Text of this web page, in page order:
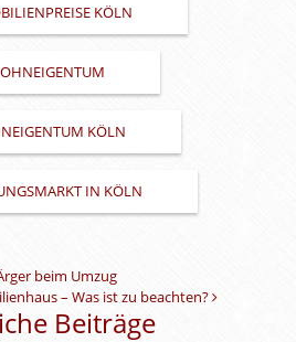
KÖLN
KÖLN
IN KÖLN
beim Umzug
– Was ist zu beachten?
Beiträge